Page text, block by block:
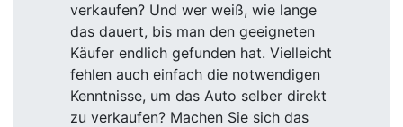
verkaufen? Und wer weiß, wie lange
das dauert, bis man den geeigneten
Käufer endlich gefunden hat. Vielleicht
fehlen auch einfach die notwendigen
Kenntnisse, um das Auto selber direkt
zu verkaufen? Machen Sie sich das